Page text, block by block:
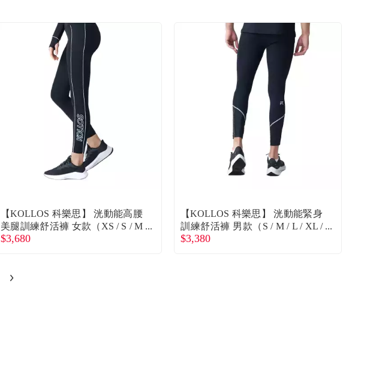
【KOLLOS 科樂思】 洸動能高腰
美腿訓練舒活褲 女款（XS / S / M
/ L / XL）廠商直送
$3,680
【KOLLOS 科樂思】 洸動能緊身
訓練舒活褲 男款（S / M / L / XL /
2XL）廠商直送
$3,380